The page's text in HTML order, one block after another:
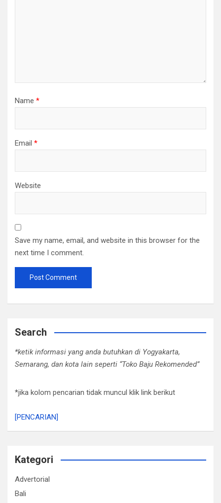
Name *
Email *
Website
Save my name, email, and website in this browser for the
next time I comment.
Search
*ketik informasi yang anda butuhkan di Yogyakarta,
Semarang, dan kota lain seperti “Toko Baju Rekomended”
*jika kolom pencarian tidak muncul klik link berikut
[PENCARIAN]
Kategori
Advertorial
Bali